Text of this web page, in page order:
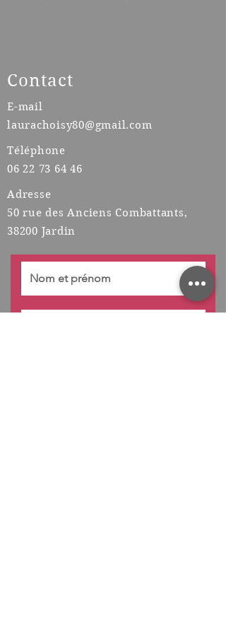
Contact
E-mail
laurachoisy80@gmail.com
Téléphone
06 22 73 64 46
Adresse
50 rue des Anciens Combattants,
38200 Jardin